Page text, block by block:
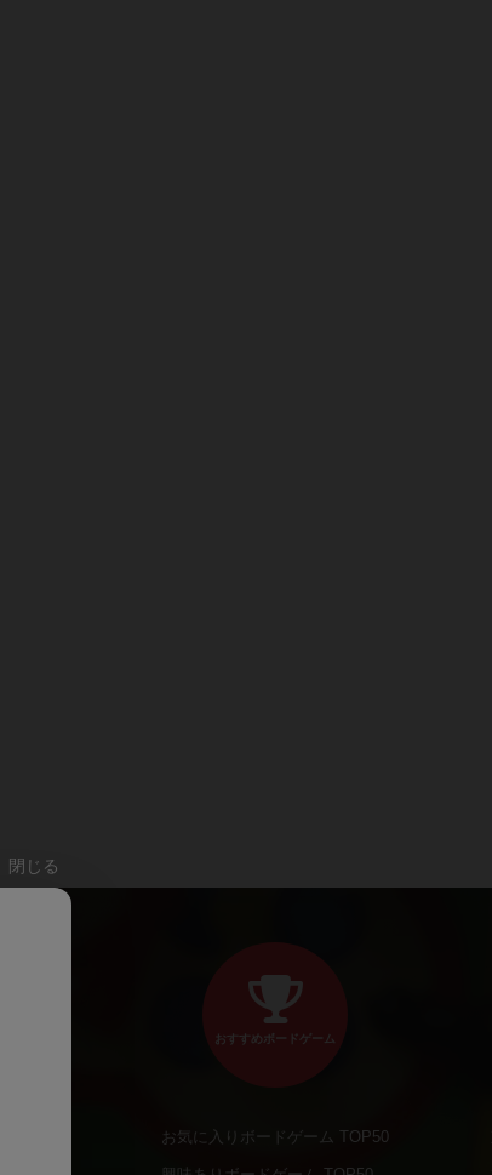
閉じる
おすすめボードゲーム
お気に入りボードゲーム TOP50